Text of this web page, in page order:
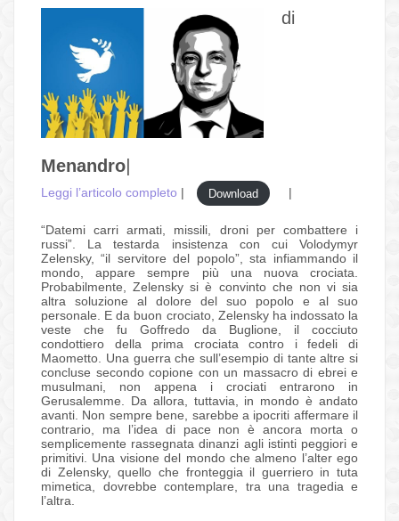
di
Menandro
Leggi l’articolo completo | Download |
“Datemi carri armati, missili, droni per combattere i
russi”. La testarda insistenza con cui Volodymyr
Zelensky, “il servitore del popolo”, sta infiammando il
mondo, appare sempre più una nuova crociata.
Probabilmente, Zelensky si è convinto che non vi sia
altra soluzione al dolore del suo popolo e al suo
personale. E da buon crociato, Zelensky ha indossato la
veste che fu Goffredo da Buglione, il cocciuto
condottiero della prima crociata contro i fedeli di
Maometto. Una guerra che sull’esempio di tante altre si
concluse secondo copione con un massacro di ebrei e
musulmani, non appena i crociati entrarono in
Gerusalemme. Da allora, tuttavia, in mondo è andato
avanti. Non sempre bene, sarebbe a ipocriti affermare il
contrario, ma l’idea di pace non è ancora morta o
semplicemente rassegnata dinanzi agli istinti peggiori e
primitivi. Una visione del mondo che almeno l’alter ego
di Zelensky, quello che fronteggia il guerriero in tuta
mimetica, dovrebbe contemplare, tra una tragedia e
l’altra.